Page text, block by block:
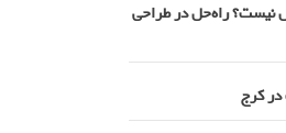
نیست؟ راه‌حل در طراحی
کرج